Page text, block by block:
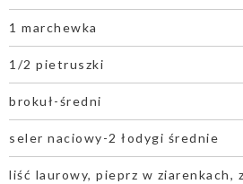
1 marchewka
1/2 pietruszki
brokuł-średni
seler naciowy-2 łodygi średnie
liść laurowy, pieprz w ziarenkach,